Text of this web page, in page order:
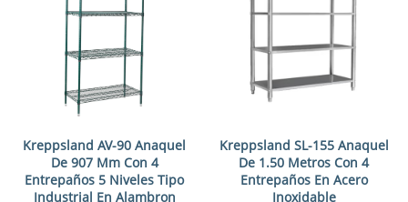
Kreppsland AV-90 Anaquel
De 907 Mm Con 4
Entrepaños 5 Niveles Tipo
Industrial En Alambron
Kreppsland SL-155 Anaquel
De 1.50 Metros Con 4
Entrepaños En Acero
Inoxidable